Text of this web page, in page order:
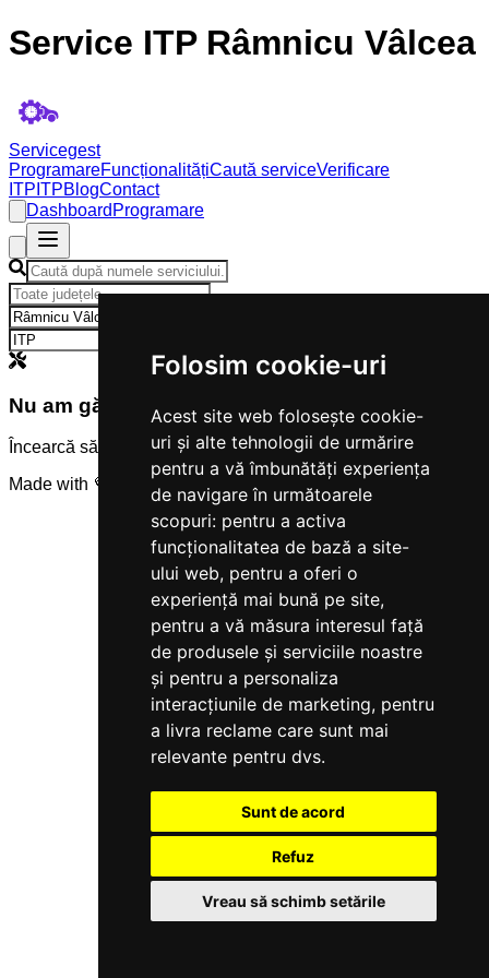
Folosim cookie-uri
Acest site web folosește cookie-
uri și alte tehnologii de urmărire
pentru a vă îmbunătăți experiența
de navigare în următoarele
scopuri: pentru a activa
funcționalitatea de bază a site-
ului web, pentru a oferi o
experiență mai bună pe site,
pentru a vă măsura interesul față
de produsele și serviciile noastre
și pentru a personaliza
interacțiunile de marketing, pentru
a livra reclame care sunt mai
relevante pentru dvs.
Sunt de acord
Refuz
Vreau să schimb setările
Service ITP Râmnicu Vâlcea
Servicegest
ProgramareFuncționalitățiCaută serviceVerificare
ITP ITPBlogContact
Dashboard Programare
Nu am găsit servicii
Încearcă să modifici criteriile de căutare.
Made with 💜 by
Servicegest